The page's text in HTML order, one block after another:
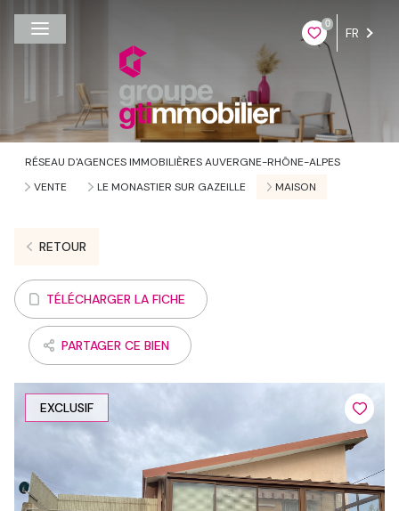
0
FR
RÉSEAU D'AGENCES IMMOBILIÈRES AUVERGNE-RHÔNE-ALPES
VENTE
LE MONASTIER SUR GAZEILLE MAISON
RETOUR
TÉLÉCHARGER LA FICHE
PARTAGER CE BIEN
EXCLUSIF